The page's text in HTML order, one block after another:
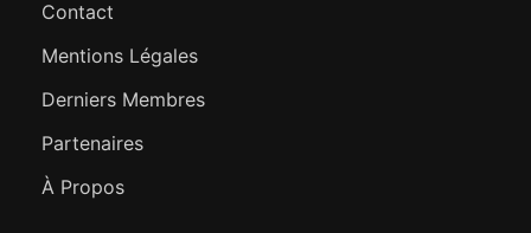
Contact
Mentions Légales
Derniers Membres
Partenaires
À Propos